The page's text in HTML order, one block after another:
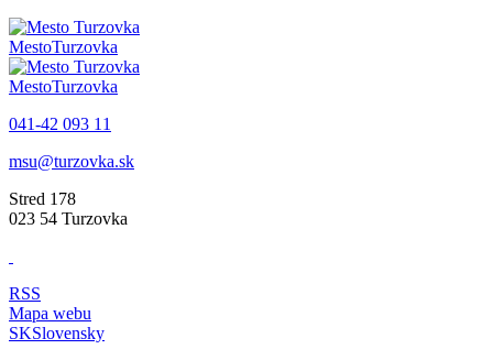
MestoTurzovka
MestoTurzovka
041-42 093 11
msu@turzovka.sk
Stred 178
023 54 Turzovka
RSS
Mapa webu
SKSlovensky